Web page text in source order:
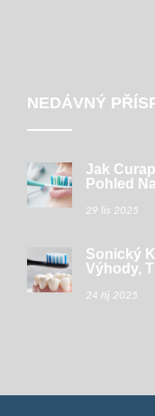
NEDÁVNÝ
Jak
Pohled
29 lis 2025
Sonický
Výhody,
24 říj 2025